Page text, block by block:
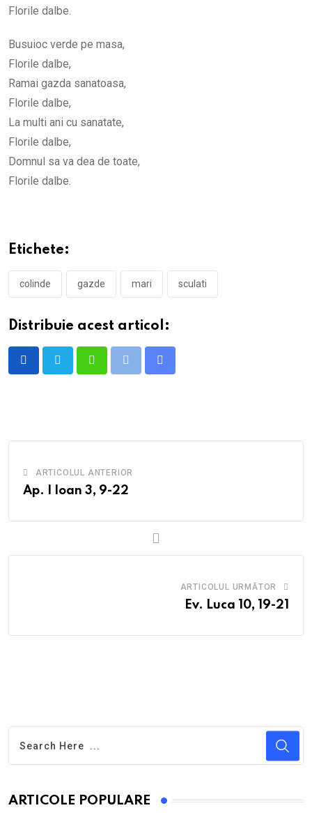
Florile dalbe.
Busuioc verde pe masa,
Florile dalbe,
Ramai gazda sanatoasa,
Florile dalbe,
La multi ani cu sanatate,
Florile dalbe,
Domnul sa va dea de toate,
Florile dalbe.
Etichete:
colinde gazde mari sculati
Distribuie acest articol:
ARTICOLUL ANTERIOR
Ap. I Ioan 3, 9-22
ARTICOLUL URMĂTOR
Ev. Luca 10, 19-21
ARTICOLE POPULARE